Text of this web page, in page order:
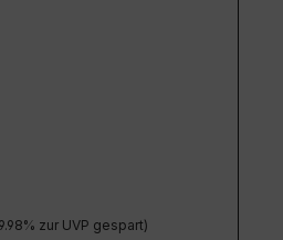
zur UVP gespart)